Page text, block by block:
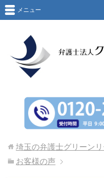
メニュー
埼玉の弁護士グリーン
お客様の声